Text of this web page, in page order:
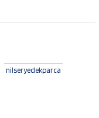
nilseryedekparca